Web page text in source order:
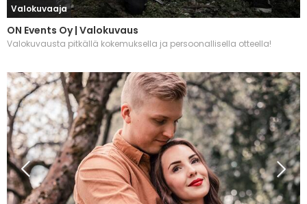
Valokuvaaja
ON Events Oy | Valokuvaus
Valokuvausta pitkällä kokemuksella ja persoonallisella otteella!